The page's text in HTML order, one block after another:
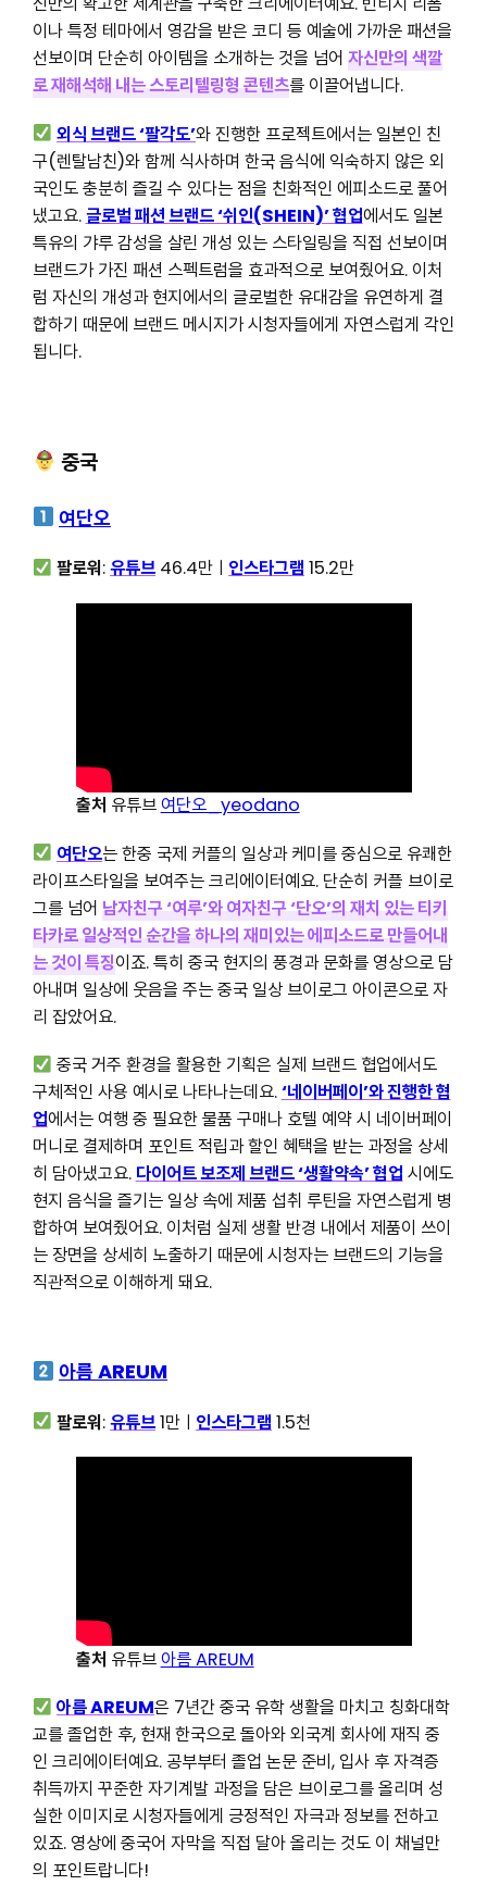
이나 특정 테마에서 영감을 받은 코디 등 예술에 가까운 패션을
선보이며 단순히 아이템을 소개하는 것을 넘어 자신만의 색깔
로 재해석해 내는 스토리텔링형 콘텐츠를 이끌어냅니다.
외식 브랜드 ‘팔각도’와 진행한 프로젝트에서는 일본인 친
구(렌탈남친)와 함께 식사하며 한국 음식에 익숙하지 않은 외
국인도 충분히 즐길 수 있다는 점을 친화적인 에피소드로 풀어
냈고요.글로벌 패션 브랜드 ‘쉬인(SHEIN)’ 협업에서도 일본
특유의 갸루 감성을 살린 개성 있는 스타일링을 직접 선보이며
브랜드가 가진 패션 스펙트럼을 효과적으로 보여줬어요. 이처
럼 자신의 개성과 현지에서의 글로벌한 유대감을 유연하게 결
합하기 때문에 브랜드 메시지가 시청자들에게 자연스럽게 각인
됩니다.
중국
여단오
팔로워:유튜브 46.4만ㅣ 인스타그램 15.2만
출처 유튜브여단오_yeodano
여단오는 한중 국제 커플의 일상과 케미를 중심으로 유쾌한
라이프스타일을 보여주는 크리에이터예요. 단순히 커플 브이로
그를 넘어 남자친구 ‘여루’와 여자친구 ‘단오’의 재치 있는 티키
타카로 일상적인 순간을 하나의 재미있는 에피소드로 만들어내
는 것이 특징이죠. 특히 중국 현지의 풍경과 문화를 영상으로 담
아내며 일상에 웃음을 주는 중국 일상 브이로그 아이콘으로 자
리 잡았어요.
중국 거주 환경을 활용한 기획은 실제 브랜드 협업에서도
구체적인 사용 예시로 나타나는데요.‘네이버페이’와 진행한 협
업에서는 여행 중 필요한 물품 구매나 호텔 예약 시 네이버페이
머니로 결제하며 포인트 적립과 할인 혜택을 받는 과정을 상세
히 담아냈고요. 다이어트 보조제 브랜드 ‘생활약속’ 협업 시에도
현지 음식을 즐기는 일상 속에 제품 섭취 루틴을 자연스럽게 병
합하여 보여줬어요. 이처럼 실제 생활 반경 내에서 제품이 쓰이
는 장면을 상세히 노출하기 때문에 시청자는 브랜드의 기능을
직관적으로 이해하게 돼요.
아름 AREUM
팔로워:유튜브1만ㅣ 인스타그램 1.5천
출처 유튜브아름 AREUM
아름 AREUM은 7년간 중국 유학 생활을 마치고 칭화대학
교를 졸업한 후, 현재 한국으로 돌아와 외국계 회사에 재직 중
인 크리에이터예요. 공부부터 졸업 논문 준비, 입사 후 자격증
취득까지 꾸준한 자기계발 과정을 담은 브이로그를 올리며 성
실한 이미지로 시청자들에게 긍정적인 자극과 정보를 전하고
있죠. 영상에 중국어 자막을 직접 달아 올리는 것도 이 채널만
의 포인트랍니다!